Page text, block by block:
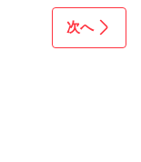
次へ